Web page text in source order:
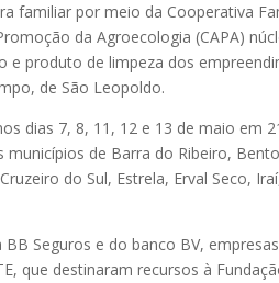
familiar por meio da Cooperativa
da Agroecologia (CAPA)
e produto de limpeza dos
de São Leopoldo.
dias 7, 8, 11, 12 e 13 de maio em
municípios de Barra do Ribeiro,
do Sul, Estrela, Erval Seco,
BB Seguros e do banco BV,
que destinaram recursos à